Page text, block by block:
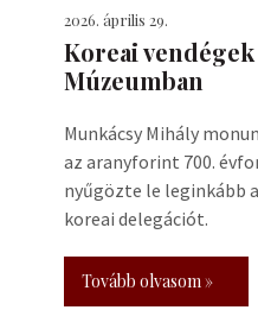
2026. április 29.
Koreai
Múzeumban
Munkácsy Mihály
az aranyforint 700.
nyűgözte le leginkább
koreai delegációt.
Tovább olvasom »